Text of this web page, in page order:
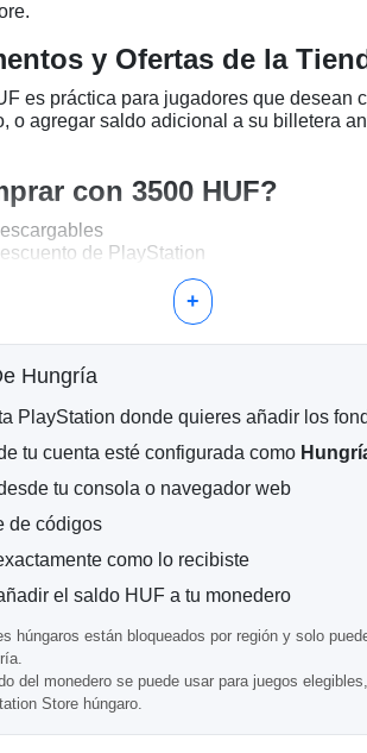
y Ofertas de la
es práctica para jugadores que desean
o agregar saldo adicional a su billetera
con 3500 HUF?
de PlayStation
la PlayStation Store
pago exitosa, tu código de billetera de
de correo electrónico. La mayoría de los
canjeados poco después de la compra.
Cuentas de Hungría
funciona únicamente con cuentas de
para DLCs?
+
Hungría
PlayStation donde quieres añadir los
tu cuenta esté configurada como
tu consola o navegador web
de códigos
como lo recibiste
el saldo HUF a tu monedero
húngaros están bloqueados por región y solo
del monedero se puede usar para juegos
Store húngaro.